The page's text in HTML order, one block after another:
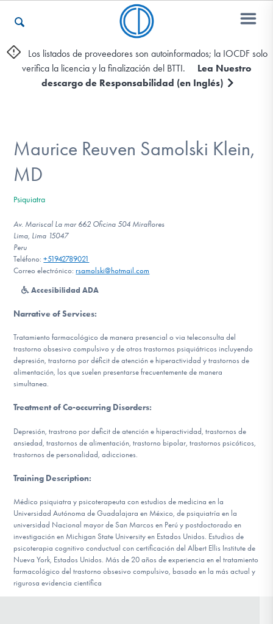
Otros Recursos
Encontrar Ayuda
Aprender Más sobre el TOC
Los listados de proveedores son autoinformados; la IOCDF solo
verifica la licencia y la finalización del BTTI.
Lea Nuestro
descargo de Responsabilidad (en Inglés)
Maurice Reuven Samolski Klein,
MD
Psiquiatra
Av. Mariscal La mar 662 Oficina 504 Miraflores
Lima, Lima 15047
Peru
Teléfono:+51942789021
Correo electrónico:rsamolski@hotmail.com
Accesibilidad ADA
Narrative of Services:
Tratamiento farmacológico de manera presencial o via teleconsulta del
trastorno obsesivo compulsivo y de otros trastornos psiquiátricos incluyendo
depresión, trastorno por déficit de atención e hiperactividad y trastornos de
alimentación, los que suelen presentarse frecuentemente de manera
simultanea.
Treatment of Co-occurring Disorders:
Depresión, trastrono por deficit de atención e hiperactividad, trastornos de
ansiedad, trastornos de alimentación, trastorno bipolar, trastornos psicóticos,
trastornos de personalidad, adicciones.
Training Description:
Médico psiquiatra y psicoterapeuta con estudios de medicina en la
Universidad Autónoma de Guadalajara en México, de psiquiatría en la
universidad Nacional mayor de San Marcos en Perú y postdoctorado en
investigación en Michigan State University en Estados Unidos. Estudios de
psicoterapia cognitivo conductual con certificación del Albert Ellis Institute de
Nueva York, Estados Unidos. Más de 20 años de experiencia en el tratamiento
farmacológico del trastorno obsesivo compulsivo, basado en la más actual y
rigurosa evidencia científica